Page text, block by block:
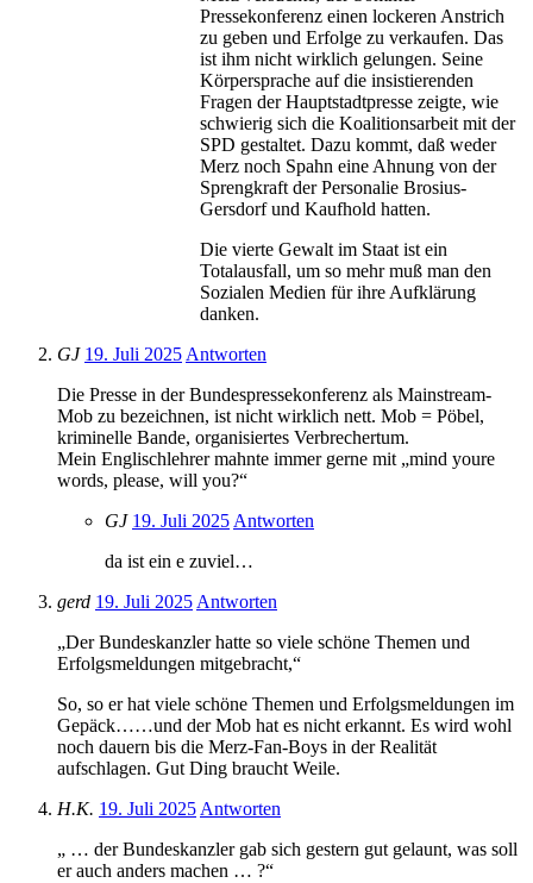
Pressekonferenz einen lockeren Anstrich
zu geben und Erfolge zu verkaufen. Das
ist ihm nicht wirklich gelungen. Seine
Körpersprache auf die insistierenden
Fragen der Hauptstadtpresse zeigte, wie
schwierig sich die Koalitionsarbeit mit der
SPD gestaltet. Dazu kommt, daß weder
Merz noch Spahn eine Ahnung von der
Sprengkraft der Personalie Brosius-
Gersdorf und Kaufhold hatten.
Die vierte Gewalt im Staat ist ein
Totalausfall, um so mehr muß man den
Sozialen Medien für ihre Aufklärung
danken.
GJ 19. Juli 2025 Antworten
Die Presse in der Bundespressekonferenz als Mainstream-
Mob zu bezeichnen, ist nicht wirklich nett. Mob = Pöbel,
kriminelle Bande, organisiertes Verbrechertum.
Mein Englischlehrer mahnte immer gerne mit „mind youre
words, please, will you?“
GJ 19. Juli 2025 Antworten
da ist ein e zuviel…
gerd 19. Juli 2025 Antworten
„Der Bundeskanzler hatte so viele schöne Themen und
Erfolgsmeldungen mitgebracht,“
So, so er hat viele schöne Themen und Erfolgsmeldungen im
Gepäck……und der Mob hat es nicht erkannt. Es wird wohl
noch dauern bis die Merz-Fan-Boys in der Realität
aufschlagen. Gut Ding braucht Weile.
H.K. 19. Juli 2025 Antworten
„ … der Bundeskanzler gab sich gestern gut gelaunt, was soll
er auch anders machen … ?“